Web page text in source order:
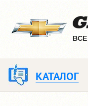
ВCE
КАТАЛОГ